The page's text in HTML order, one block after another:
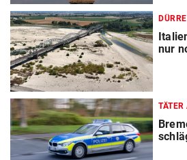
nur
TÄTER